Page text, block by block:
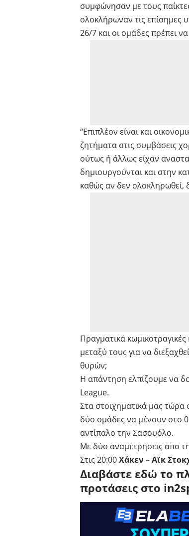
συμφώνησαν με τους
ολοκλήρωναν τις επίσημες
26/7 και οι ομάδες πρέπει
“Επιπλέον είναι και
ζητήματα στις συμβάσεις
ούτως ή άλλως είχαν
δημιουργούνται και στην
καθώς αν δεν ολοκληρωθεί,
Πραγματικά
μεταξύ τους για να
θυρών;
H απάντηση ελπίζουμε να
League.
Στα στοιχηματικά μας τώρα
δύο ομάδες να μένουν στο
αντίπαλο την Σασουόλο.
Με δύο αναμετρήσεις απο
Στις 20:00Xάκεν – Αϊκ
Διαβάστε εδώ το
προτάσεις στο